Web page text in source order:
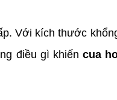
Với kích thước
điều gì khiến cua